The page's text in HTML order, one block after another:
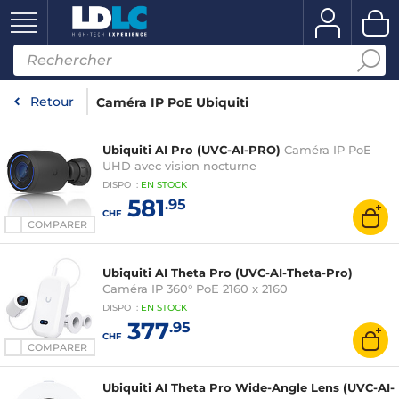
Retour Caméra IP PoE Ubiquiti
COMPARER
Ubiquiti AI Pro (UVC-AI-PRO) Caméra IP PoE
UHD avec vision nocturne
DISPO : EN STOCK
CHF581.95
COMPARER
Ubiquiti AI Theta Pro (UVC-AI-Theta-Pro)
Caméra IP 360° PoE 2160 x 2160
DISPO : EN STOCK
CHF377.95
Ubiquiti AI Theta Pro Wide-Angle Lens (UVC-AI-